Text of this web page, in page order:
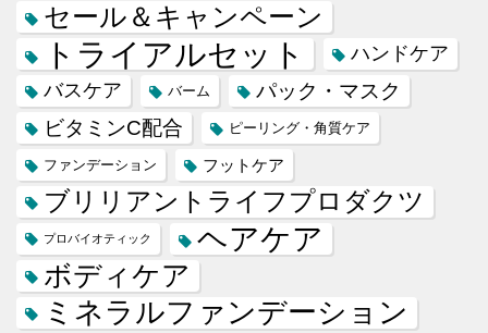
セール＆キャンペーン
トライアルセット
ハンドケア
バスケア
バーム
パック・マスク
ビタミンC配合
ピーリング・角質ケア
ファンデーション フットケア
ブリリアントライフプロダクツ
プロバイオティック ヘアケア
ボディケア
ミネラルファンデーション